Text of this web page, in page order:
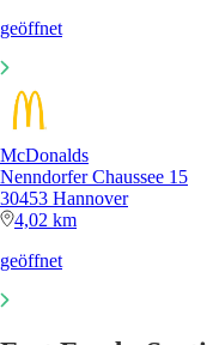
geöffnet
McDonalds
Nenndorfer Chaussee 15
30453 Hannover
4,02 km
geöffnet